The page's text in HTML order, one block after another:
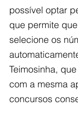
possível optar
que permite
selecione os
Teimosinha,
com a mesma
concursos